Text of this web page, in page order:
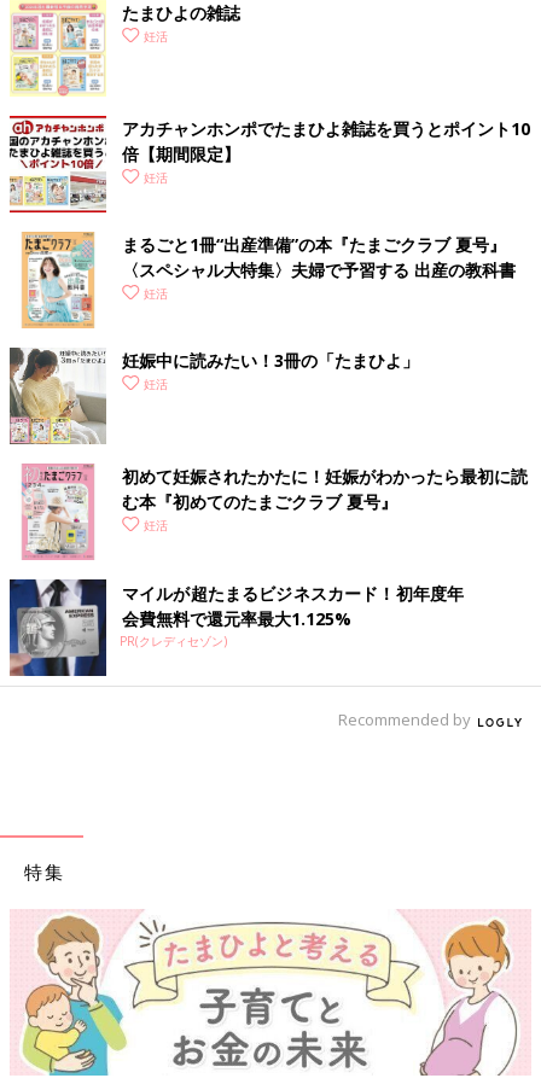
たまひよの雑誌
妊活
アカチャンホンポでたまひよ雑誌を買うとポイント10
倍【期間限定】
妊活
まるごと1冊“出産準備”の本『たまごクラブ 夏号』
〈スペシャル大特集〉夫婦で予習する 出産の教科書
妊活
妊娠中に読みたい！3冊の「たまひよ」
妊活
初めて妊娠されたかたに！妊娠がわかったら最初に読
む本『初めてのたまごクラブ 夏号』
妊活
マイルが超たまるビジネスカード！初年度年
会費無料で還元率最大1.125%
PR(クレディセゾン)
Recommended by
特集